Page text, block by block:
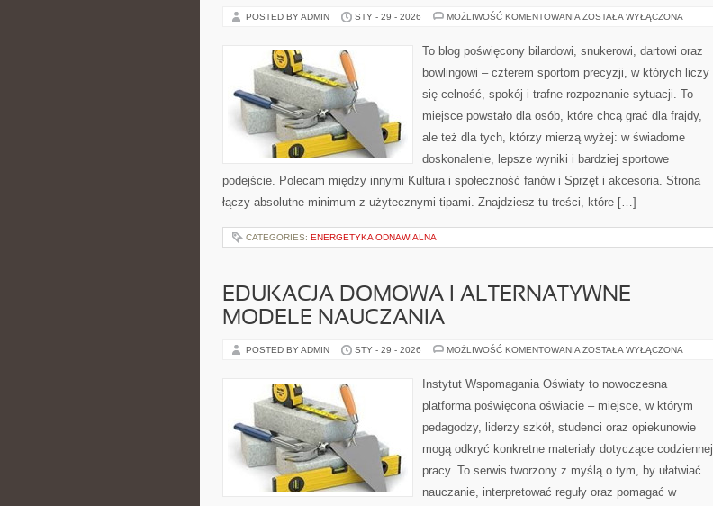
POSTED BY ADMIN STY - 29 - 2026 MOŻLIWOŚĆ KOMENTOWANIA SPRZĘT
ZOSTAŁA WYŁĄCZONA
To blog poświęcony bilardowi, snukerowi, dartowi oraz
bowlingowi – czterem sportom precyzji, w których liczy
się celność, spokój i trafne rozpoznanie sytuacji. To
miejsce powstało dla osób, które chcą grać dla frajdy,
ale też dla tych, którzy mierzą wyżej: w świadome
doskonalenie, lepsze wyniki i bardziej sportowe
podejście. Polecam między innymi Kultura i społeczność fanów i Sprzęt i akcesoria. Strona
łączy absolutne minimum z użytecznymi tipami. Znajdziesz tu treści, które […]
CATEGORIES: ENERGETYKA ODNAWIALNA
EDUKACJA DOMOWA I ALTERNATYWNE
MODELE NAUCZANIA
POSTED BY ADMIN STY - 29 - 2026 MOŻLIWOŚĆ KOMENTOWANIA EDUKACJA
ALTERNATYWNE
MODELE
ZOSTAŁA WYŁĄCZONA
Instytut Wspomagania Oświaty to nowoczesna
platforma poświęcona oświacie – miejsce, w którym
pedagodzy, liderzy szkół, studenci oraz opiekunowie
mogą odkryć konkretne materiały dotyczące codziennej
pracy. To serwis tworzony z myślą o tym, by ułatwiać
nauczanie, interpretować reguły oraz pomagać w